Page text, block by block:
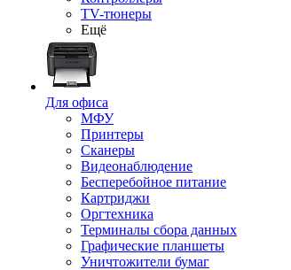
TV-тюнеры
Ещё
Для офиса
МФУ
Принтеры
Сканеры
Видеонаблюдение
Бесперебойное питание
Картриджи
Оргтехника
Терминалы сбора данных
Графические планшеты
Уничтожители бумаг